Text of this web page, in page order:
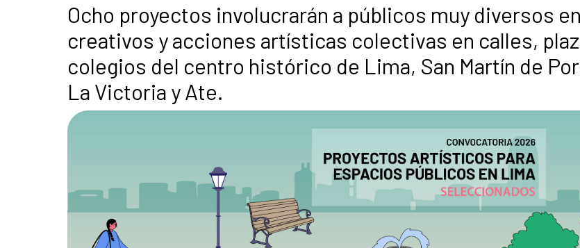
Ocho proyectos involucrarán a públicos muy diversos
creativos y acciones artísticas colectivas en calles,
colegios del centro histórico de Lima, San Martín de
La Victoria y Ate.